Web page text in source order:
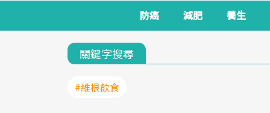
防癌 減肥 養生
關鍵字搜尋
#維根飲食